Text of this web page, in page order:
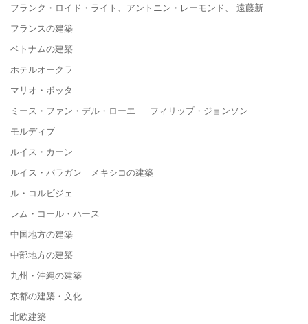
フランク・ロイド・ライト、アントニン・レーモンド、 遠藤新
フランスの建築
ベトナムの建築
ホテルオークラ
マリオ・ボッタ
ミース・ファン・デル・ローエ フィリップ・ジョンソン
モルディブ
ルイス・カーン
ルイス・バラガン メキシコの建築
ル・コルビジェ
レム・コール・ハース
中国地方の建築
中部地方の建築
九州・沖縄の建築
京都の建築・文化
北欧建築